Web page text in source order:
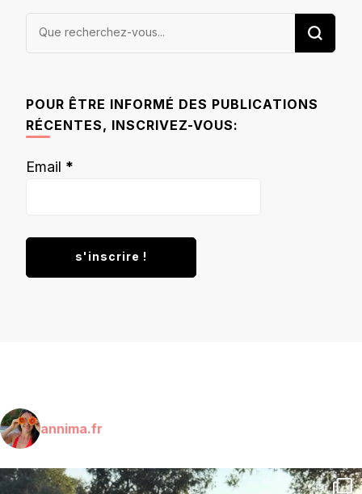
Vous
POUR ÊTRE INFORMÉ DES PUBLICATIONS
RÉCENTES, INSCRIVEZ-VOUS:
Email *
annima.fr